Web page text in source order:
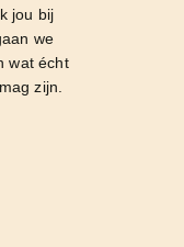
jou bij
we
wat écht
zijn.